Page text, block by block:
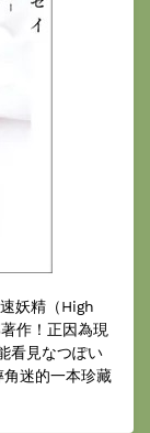
妖精（High
作！正因為現
看見なつぽい
迷的一本珍藏